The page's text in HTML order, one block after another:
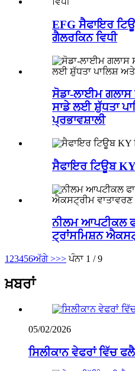
EFG ਸੈਫਾਇਰ
ਗੈਲਰਕਿਨ ਵਿਧੀ
ਸੋਡਾ-ਲਾਈਮ
ਸਾਡੇ ਲਈ ਸ਼ੁੱਧਤਾ
ਪ੍ਰਭਾਵਸ਼ਾਲੀ
ਸੈਫਾਇਰ ਟਿਊਬ KY
ਨੀਲਮ ਆਪਟੀਕਲ
ਟ੍ਰਾਂਸਮਿਸ਼ਨ
1 23456ਅੱਗੇ >>> ਪੰਨਾ 1 / 9
ਖ਼ਬਰਾਂ
05/02/2026
ਸਿਲੀਕਾਨ ਵੇਫਰਾਂ ਵਿੱਚ